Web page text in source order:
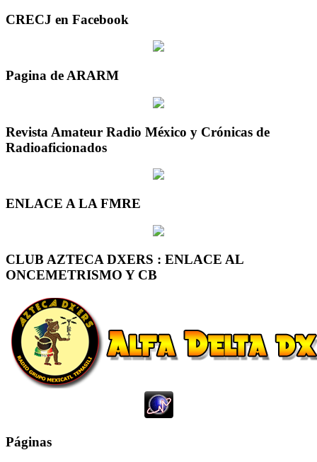
CRECJ en Facebook
Pagina de ARARM
Revista Amateur Radio México y Crónicas de
Radioaficionados
ENLACE A LA FMRE
CLUB AZTECA DXERS : ENLACE AL
ONCEMETRISMO Y CB
Páginas